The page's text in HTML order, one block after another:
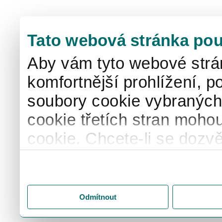
Tato webová stránka
Aby vám tyto webové
komfortnější prohlížení,
soubory cookie
cookie třetích stran
cookie. Chcete-li se
"Přijmout vše"
svém zařízení. Kliknutím
Odmítnout